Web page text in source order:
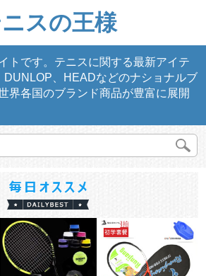
スの王様
トです。テニスに関する最新アイテ
DUNLOP、HEADなどのナショナルブ
界各国のブランド商品が豊富に展開